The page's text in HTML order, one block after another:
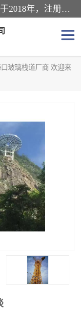
新乡市鑫豫游乐设备有限公司成立于2018年，注册地位于河南省。经营范围包括游乐设备、滑索、滑道、空中自行车、吊桥、拓展器材、攀岩器材、趣桥、悬崖秋千、网红桥、儿童乐园设备、水上乐园设备、丛林穿越设备、音乐呐喊设备、轨道滑车、栈道、玻璃滑道、观景平台、景观包装的设计、制造、销售、安装、维修，景区策划服务。
口玻璃栈道厂商 欢迎来
园设备
材
行车
道